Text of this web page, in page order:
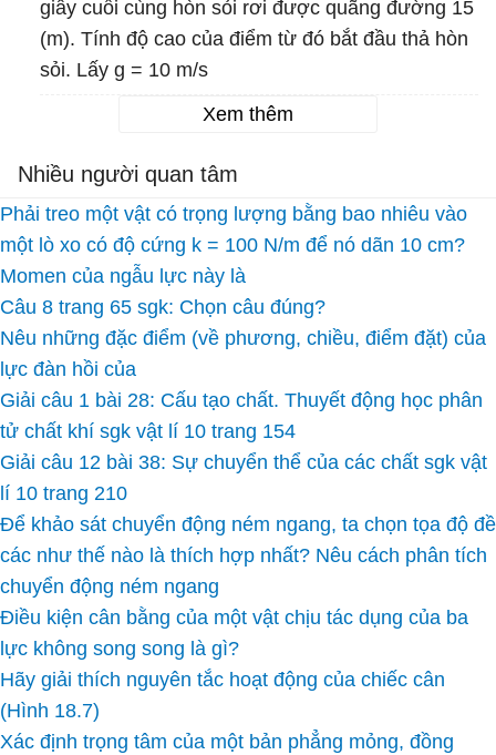
giây cuối cùng hòn sỏi rơi được quãng đường 15
(m). Tính độ cao của điểm từ đó bắt đầu thả hòn
sỏi. Lấy g = 10 m/s
Xem thêm
Nhiều người quan tâm
Phải treo một vật có trọng lượng bằng bao nhiêu vào
một lò xo có độ cứng k = 100 N/m để nó dãn 10 cm?
Momen của ngẫu lực này là
Câu 8 trang 65 sgk: Chọn câu đúng?
Nêu những đặc điểm (về phương, chiều, điểm đặt) của
lực đàn hồi của
Giải câu 1 bài 28: Cấu tạo chất. Thuyết động học phân
tử chất khí sgk vật lí 10 trang 154
Giải câu 12 bài 38: Sự chuyển thể của các chất sgk vật
lí 10 trang 210
Để khảo sát chuyển động ném ngang, ta chọn tọa độ đề
các như thế nào là thích hợp nhất? Nêu cách phân tích
chuyển động ném ngang
Điều kiện cân bằng của một vật chịu tác dụng của ba
lực không song song là gì?
Hãy giải thích nguyên tắc hoạt động của chiếc cân
(Hình 18.7)
Xác định trọng tâm của một bản phẳng mỏng, đồng